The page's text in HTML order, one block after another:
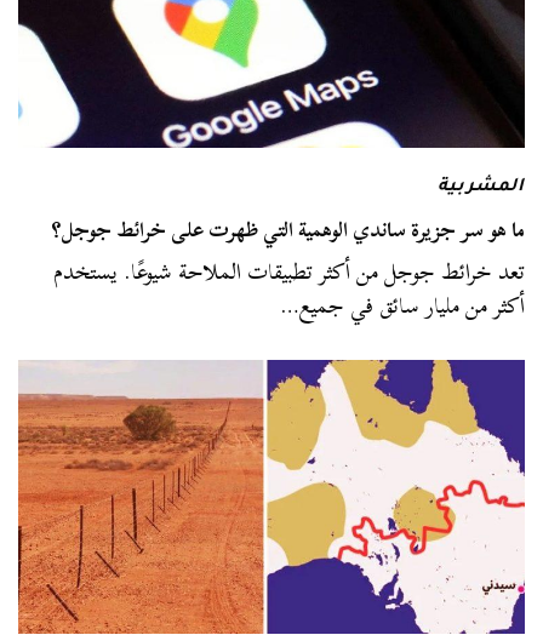
المشربية
ما هو سر جزيرة ساندي الوهمية التي ظهرت على خرائط جوجل؟
تعد خرائط جوجل من أكثر تطبيقات الملاحة شيوعًا. يستخدم
أكثر من مليار سائق في جميع…